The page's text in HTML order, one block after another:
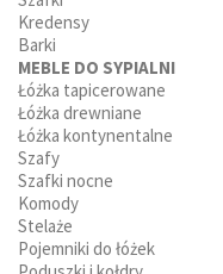
Kredensy
Barki
MEBLE DO SYPIALNI
Łóżka tapicerowane
Łóżka drewniane
Łóżka kontynentalne
Szafy
Szafki nocne
Komody
Stelaże
Pojemniki do łóżek